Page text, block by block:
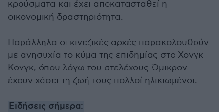
κρούσματα και έχει αποκατασταθεί η
οικονομική δραστηριότητα.
Παράλληλα οι κινεζικές αρχές παρακολουθούν
με ανησυχία το κύμα της επιδημίας στο Χονγκ
Κονγκ, όπου λόγω του στελέχους Όμικρον
έχουν χάσει τη ζωή τους πολλοί ηλικιωμένοι.
Ειδήσεις σήμερα: